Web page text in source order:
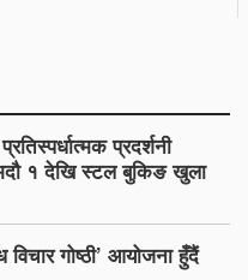
प्रदर्शनी
१ देखि स्टल बुकिङ खुला
गोष्ठी’ आयोजना हुँदैं